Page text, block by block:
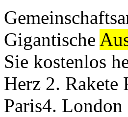
Gigantische
Sie kostenlos
Herz 2. Rakete
Paris4. London